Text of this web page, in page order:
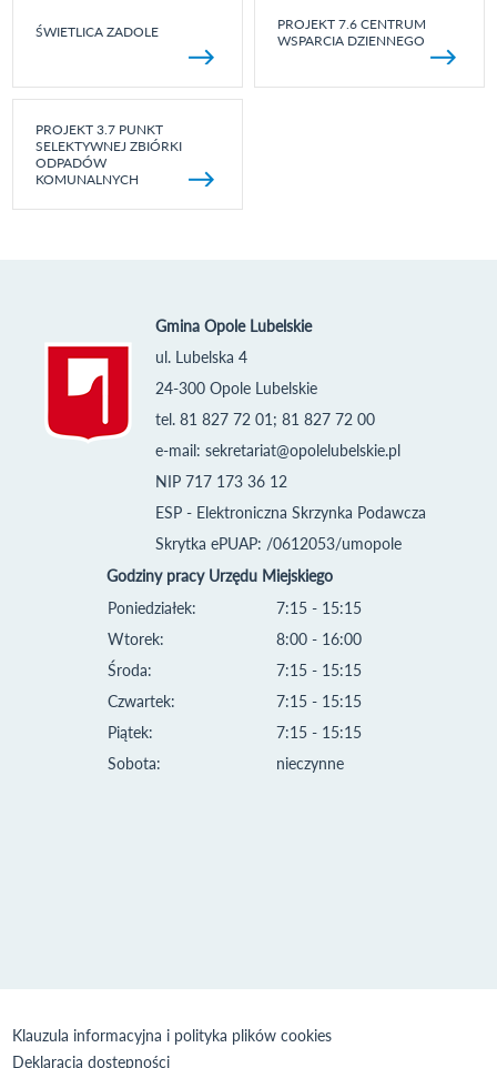
ŚWIETLICA ZADOLE
PROJEKT 7.6 CENTRUM
WSPARCIA DZIENNEGO
PROJEKT 3.7 PUNKT
SELEKTYWNEJ ZBIÓRKI
ODPADÓW
KOMUNALNYCH
Gmina Opole Lubelskie
ul. Lubelska 4
24-300 Opole Lubelskie
tel. 81 827 72 01; 81 827 72 00
e-mail: sekretariat@opolelubelskie.pl
NIP 717 173 36 12
ESP - Elektroniczna Skrzynka Podawcza
Skrytka ePUAP: /0612053/umopole
Godziny pracy Urzędu Miejskiego
Poniedziałek:
Wtorek:
Środa:
Czwartek:
Piątek:
Sobota:
7:15 - 15:15
8:00 - 16:00
7:15 - 15:15
7:15 - 15:15
7:15 - 15:15
nieczynne
Klauzula informacyjna i polityka plików cookies
Deklaracja dostępności